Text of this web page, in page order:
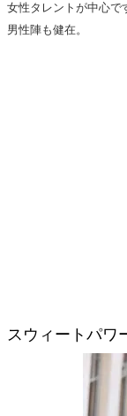
女性タレントが中心で
男性陣も健在。
スウィートパワ